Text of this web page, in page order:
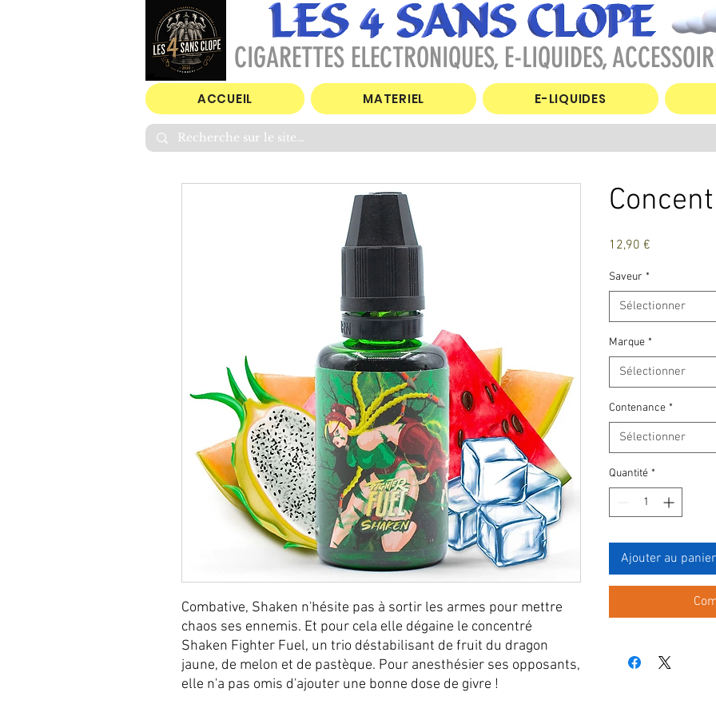
CIGARETTES ELECTRONIQUES, E-LIQUIDES,
ACCUEIL MATERIEL E-LIQUIDES
Combative, Shaken n'hésite pas à sortir les armes pour mettre
chaos ses ennemis. Et pour cela elle dégaine le concentré
Shaken Fighter Fuel, un trio déstabilisant de fruit du dragon
jaune, de melon et de pastèque. Pour anesthésier ses opposants,
elle n'a pas omis d'ajouter une bonne dose de givre !
12,90 €
Saveur *
Sélectionner
Marque *
Sélectionner
Contenance *
Sélectionner
Quantité *
Ajouter au panier